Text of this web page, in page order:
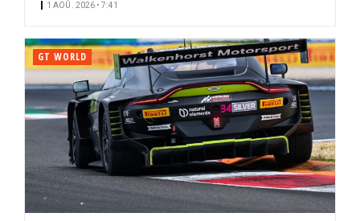
1 AOÛ. 2026 • 7:41
GT WORLD